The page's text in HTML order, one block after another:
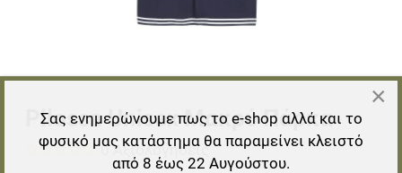
Pilossa Unisex Μακρύ Πάρκα
0 Αξιολογήσεις
×
Σας ενημερώνουμε πως το e-shop αλλά και το
φυσικό μας κατάστημα θα παραμείνει κλειστό
από 8 έως 22 Αυγούστου.